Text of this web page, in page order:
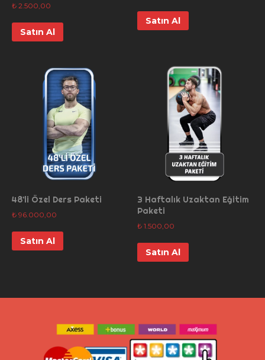
₺ 2.500,00
Satın Al
Satın Al
48’li Özel Ders Paketi
₺ 96.000,00
Satın Al
3 Haftalık Uzaktan Eğitim
Paketi
₺ 1.500,00
Satın Al